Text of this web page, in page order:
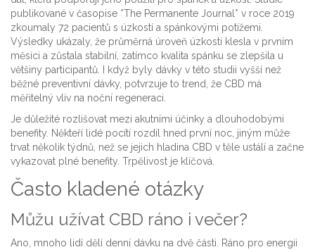
publikované v časopise *The Permanente Journal* v roce 2019
zkoumaly 72 pacientů s úzkostí a spánkovými potížemi.
Výsledky ukázaly, že průměrná úroveň úzkosti klesla v prvním
měsíci a zůstala stabilní, zatímco kvalita spánku se zlepšila u
většiny participantů. I když byly dávky v této studii vyšší než
běžné preventivní dávky, potvrzuje to trend, že CBD má
měřitelný vliv na noční regeneraci.
Je důležité rozlišovat mezi akutními účinky a dlouhodobými
benefity. Někteří lidé pocítí rozdíl hned první noc, jiným může
trvat několik týdnů, než se jejich hladina CBD v těle ustálí a začne
vykazovat plné benefity. Trpělivost je klíčová.
Často kladené otázky
Můžu užívat CBD ráno i večer?
Ano, mnoho lidí dělí denní dávku na dvě části. Ráno pro energii